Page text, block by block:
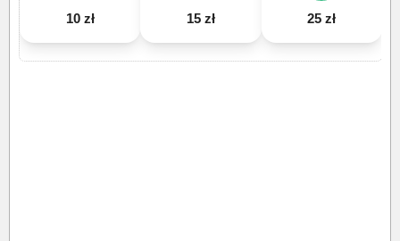
10 zł 15 zł 25 zł